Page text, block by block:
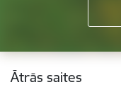
Kājene
Ātrās saites